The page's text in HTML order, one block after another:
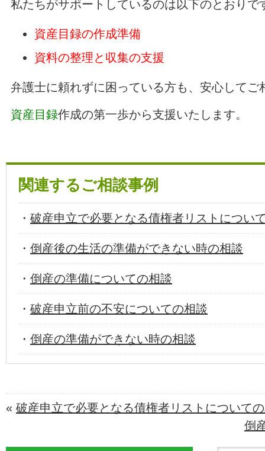
私たちがサポートしているのは以下のとおりで
資産目録の作成準備
資料の整理と収集の支援
弁護士に頼れずに困っている方も、安心してご
資産目録作成の第一歩から支援いたします。
関連するご相談事例
・ 破産申立で必要となる債権者リストについ
・ 倒産後の生活の準備ができない時の相談
・ 倒産の準備についての相談
・ 破産申立前の不安についての相談
・ 倒産の準備ができない時の相談
« 破産申立で必要となる債権者リストについて
倒